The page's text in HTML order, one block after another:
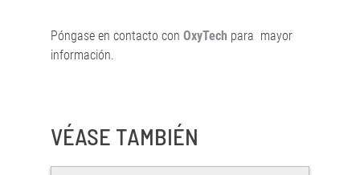
Póngase en contacto con OxyTech para mayor
información.
VÉASE TAMBIÉN